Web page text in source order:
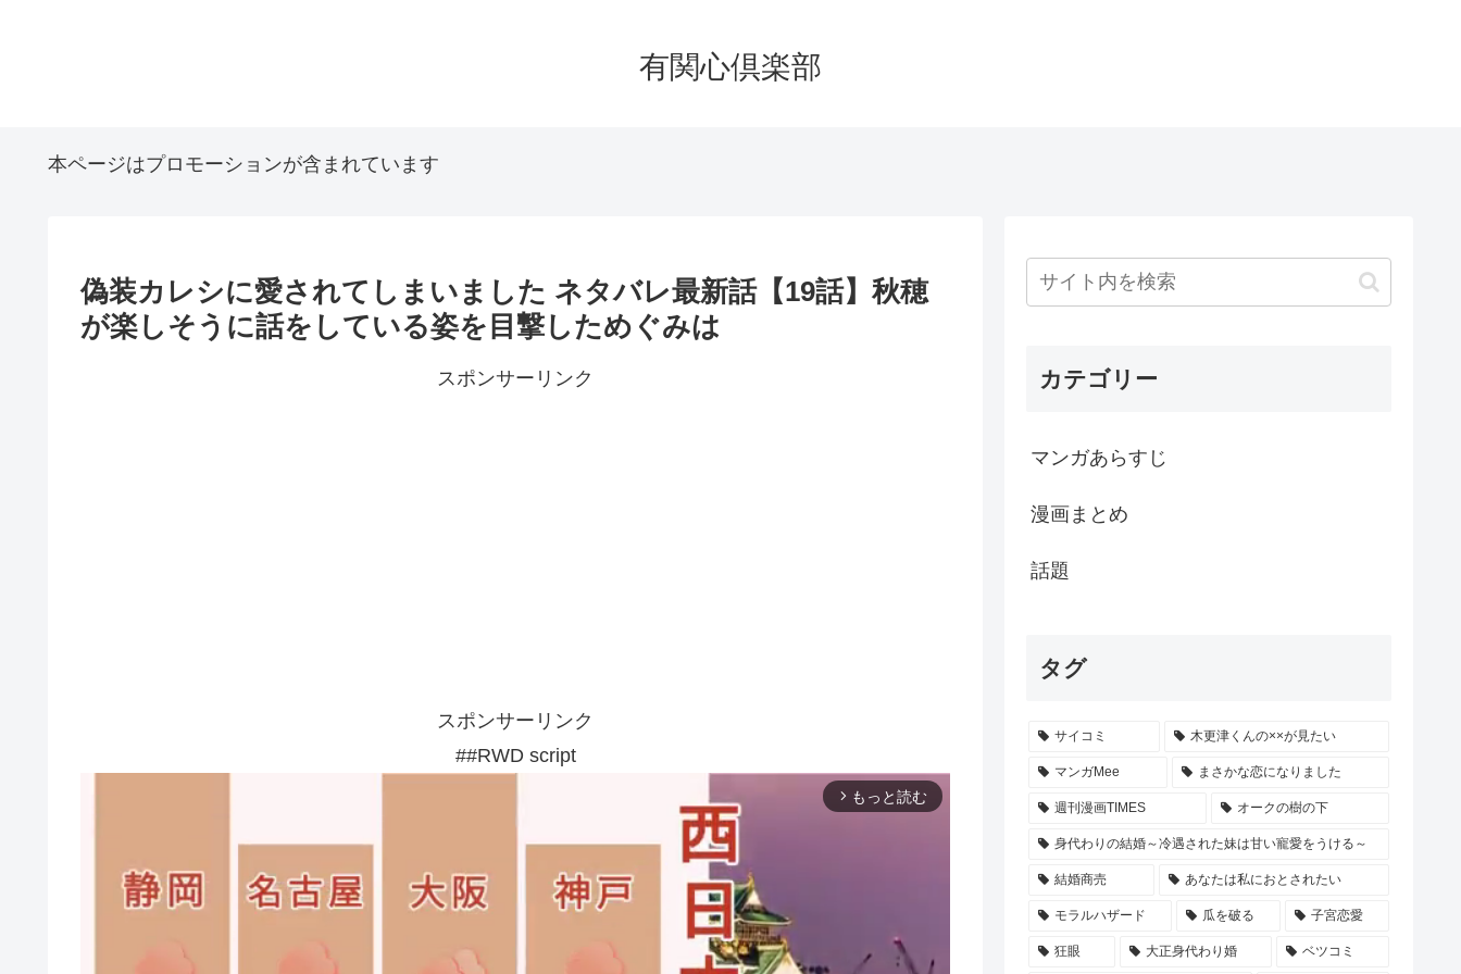
有関心倶楽部
本ページはプロモーションが含まれています
偽装カレシに愛されてしまいました ネタバレ最新話【19話】秋穂
が楽しそうに話をしている姿を目撃しためぐみは
スポンサーリンク
スポンサーリンク
##RWD script
arrow_forward_ios もっと読む
カテゴリー
マンガあらすじ
漫画まとめ
話題
タグ
サイコミ 木更津くんの××が見たい
マンガMee まさかな恋になりました
週刊漫画TIMES オークの樹の下
身代わりの結婚～冷遇された妹は甘い寵愛をうける～
結婚商売 あなたは私におとされたい
モラルハザード 瓜を破る 子宮恋愛
狂眼 大正身代わり婚 ベツコミ